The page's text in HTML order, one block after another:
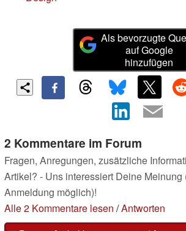
Als bevorzugte
auf Google
hinzufügen
2 Kommentare im Forum
Fragen, Anregungen, zusätzliche
Artikel? - Uns interessiert Deine Meinung
Anmeldung möglich)!
Alle 2 Kommentare lesen /Antworten